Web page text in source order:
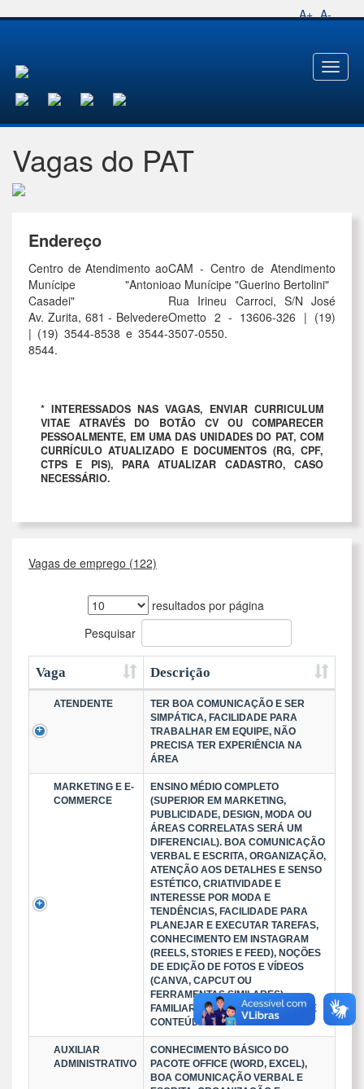
A+ A-
Toggle
Vagas do PAT
Endereço
Centro de Atendimento ao
Munícipe "Antonio
Casadei"
Av. Zurita, 681 - Belvedere
| (19) 3544-8538 e 3544-
8544.
CAM - Centro de Atendimento
ao Munícipe "Guerino Bertolini"
Rua Irineu Carroci, S/N José
Ometto 2 - 13606-326 | (19)
3507-0550.
* INTERESSADOS NAS VAGAS, ENVIAR CURRICULUM
VITAE ATRAVÉS DO BOTÃO CV OU COMPARECER
PESSOALMENTE, EM UMA DAS UNIDADES DO PAT, COM
CURRÍCULO ATUALIZADO E DOCUMENTOS (RG, CPF,
CTPS E PIS), PARA ATUALIZAR CADASTRO, CASO
NECESSÁRIO.
Vagas de emprego (122)
resultados por página
Pesquisar
Vaga Descrição
ATENDENTE
TER BOA COMUNICAÇÃO E SER
SIMPÁTICA, FACILIDADE PARA
TRABALHAR EM EQUIPE, NÃO
PRECISA TER EXPERIÊNCIA NA
ÁREA
MARKETING E E-
COMMERCE
ENSINO MÉDIO COMPLETO
(SUPERIOR EM MARKETING,
PUBLICIDADE, DESIGN, MODA OU
ÁREAS CORRELATAS SERÁ UM
DIFERENCIAL). BOA COMUNICAÇÃO
VERBAL E ESCRITA, ORGANIZAÇÃO,
ATENÇÃO AOS DETALHES E SENSO
ESTÉTICO, CRIATIVIDADE E
INTERESSE POR MODA E
TENDÊNCIAS, FACILIDADE PARA
PLANEJAR E EXECUTAR TAREFAS,
CONHECIMENTO EM INSTAGRAM
(REELS, STORIES E FEED), NOÇÕES
DE EDIÇÃO DE FOTOS E VÍDEOS
(CANVA, CAPCUT OU
FERRAMENTAS SIMILARES).
FAMILIARIDADE COM CRIAÇÃO DE
CONTEÚDO PARA REDES SOCIA
AUXILIAR
ADMINISTRATIVO
CONHECIMENTO BÁSICO DO
PACOTE OFFICE (WORD, EXCEL),
BOA COMUNICAÇÃO VERBAL E